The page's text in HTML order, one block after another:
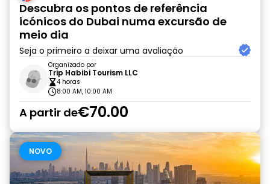
Descubra os pontos de referência
icónicos do Dubai numa excursão de
meio dia
Seja o primeiro a deixar uma avaliação
Organizado por
Trip Habibi Tourism LLC
4 horas
8:00 AM, 10:00 AM
A partir de€70.00
NOVO